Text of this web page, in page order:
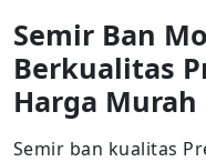
Semir Ban
Berkualitas
Harga Murah
Semir ban kualitas